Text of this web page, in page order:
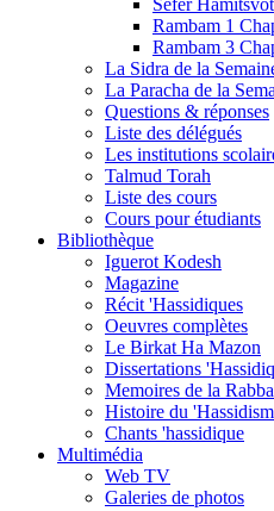
Sefer Hamitsvot
Rambam 1
Rambam 3
La Sidra de la
La Paracha de la
Questions & réponses
Liste des délégués
Les institutions
Talmud Torah
Liste des cours
Cours pour étudiants
Bibliothèque
Iguerot Kodesh
Magazine
Récit 'Hassidiques
Oeuvres complètes
Le Birkat Ha Mazon
Dissertations
Memoires de la
Histoire du
Chants 'hassidique
Multimédia
Web TV
Galeries de photos